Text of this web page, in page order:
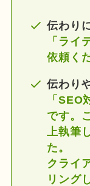
伝わり
「ライ
依頼く
伝わり
「
です。
上執筆
た。
クライ
リング